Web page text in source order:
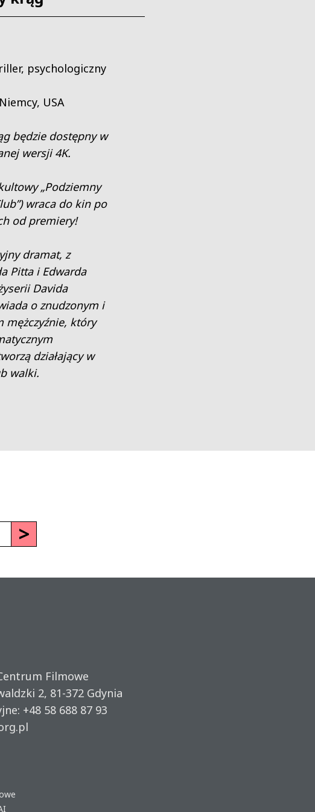
psychologiczny
Niemcy, USA
będzie dostępny w
wersji 4K.
„Podziemny
wraca do kin po
od premiery!
dramat, z
Pitta i Edwarda
Davida
o znudzonym i
mężczyźnie, który
działający w
walki.
Filmowe
2, 81-372 Gdynia
+48 58 688 87 93